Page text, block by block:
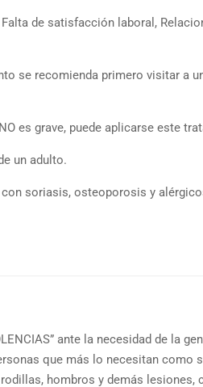
de satisfacción laboral,
se recomienda primero visitar a
es grave, puede aplicarse este
un adulto.
soriasis, osteoporosis y
ante la necesidad de la
que más lo necesitan
hombros y demás lesiones,